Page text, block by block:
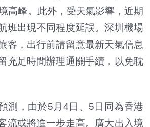
高峰。此外，受天氣影響，近期
班出現不同程度延誤。深圳機場
客，出行前請留意最新天氣信息
充足時間辦理通關手續，以免耽
測，由於5月4日、5日同為香港
流或將進一步走高。廣大出入境